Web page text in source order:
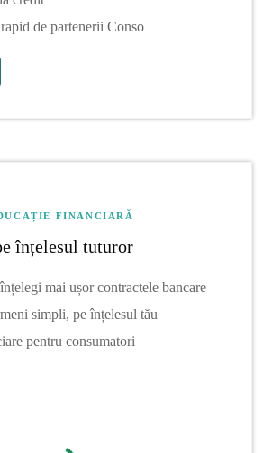
de partenerii Conso
FINANCIARĂ
înțelesul tuturor
mai ușor contractele bancare
simpli, pe înțelesul tău
pentru consumatori